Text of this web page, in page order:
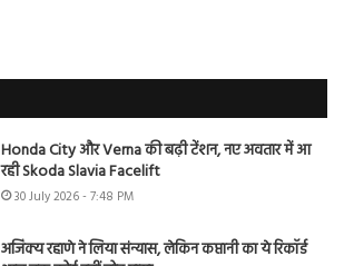
Honda City और Verna की बढ़ी टेंशन, नए अवतार में आ
रही Skoda Slavia Facelift
30 July 2026 - 7:48 PM
अजिंक्य रहाणे ने लिया संन्यास, लेकिन कप्तानी का ये रिकॉर्ड